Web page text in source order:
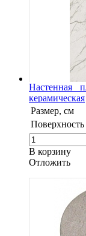
Настенная
керамическая
Размер, см
В корзину
Oтложить